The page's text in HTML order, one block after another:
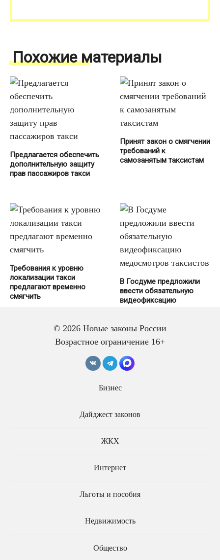
Похожие материалы
Предлагается обеспечить
дополнительную защиту
прав пассажиров такси
Принят закон о смягчении
требований к
самозанятым таксистам
Требования к уровню
локализации такси
предлагают временно
смягчить
В Госдуме предложили
ввести обязательную
видеофиксацию
предоставить право на
Предлагается ужесточить
закон о введении новых
© 2026 Новые законы России
Возрастное ограничение 16+
Бизнес
Дайджест законов
ЖКХ
Интернет
Льготы и пособия
Недвижимость
Общество